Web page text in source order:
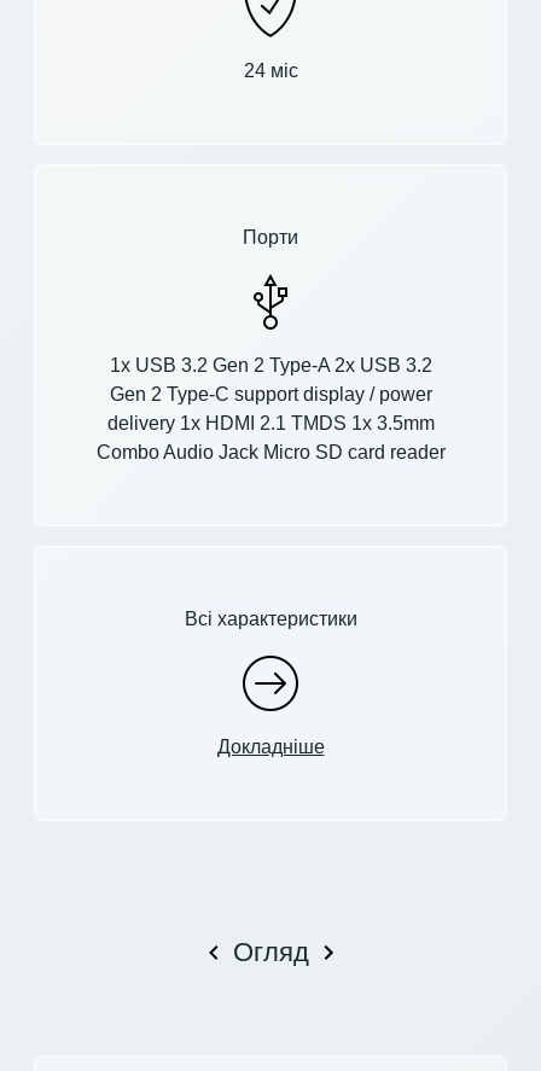
24 міс
Порти
1x USB 3.2 Gen 2 Type-A 2x USB 3.2
Gen 2 Type-C support display / power
delivery 1x HDMI 2.1 TMDS 1x 3.5mm
Combo Audio Jack Micro SD card reader
Всі характеристики
Докладніше
Огляд